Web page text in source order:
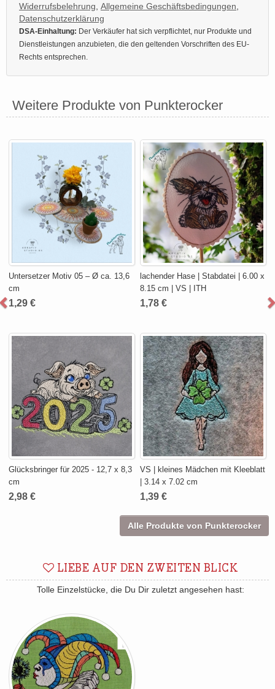
Widerrufsbelehrung, Allgemeine Geschäftsbedingungen,
Datenschutzerklärung
DSA-Einhaltung: Der Verkäufer hat sich verpflichtet, nur Produkte und
Dienstleistungen anzubieten, die den geltenden Vorschriften des EU-
Rechts entsprechen.
Weitere Produkte von Punkterocker
Untersetzer Motiv 05 – Ø ca. 13,6
cm
1,29 €
lachender Hase | Stabdatei | 6.00 x
8.15 cm | VS | ITH
1,78 €
Glücksbringer für 2025 - 12,7 x 8,3
cm
2,98 €
VS | kleines Mädchen mit Kleeblatt
| 3.14 x 7.02 cm
1,39 €
Alle Produkte von Punkterocker
LIEBE AUF DEN ZWEITEN BLICK
Tolle Einzelstücke, die Du Dir zuletzt angesehen hast: